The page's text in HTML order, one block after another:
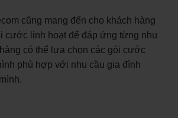
cũng mang đến cho khách hàng
cước linh hoạt để đáp ứng từng nhu
có thể lựa chọn các gói cước
phù hợp với nhu cầu gia đình